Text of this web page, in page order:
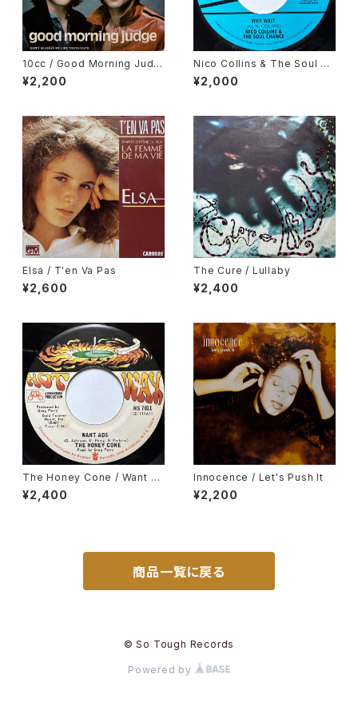
10cc / Good Morning Judg
e
¥2,200
Nico Collins & The Soul Ch
ance / Why Wait
¥2,000
Elsa / T'en Va Pas
¥2,600
The Cure / Lullaby
¥2,400
The Honey Cone / Want A
ds
¥2,400
Innocence / Let's Push It
¥2,200
商品一覧に戻る
© So Tough Records
Powered by